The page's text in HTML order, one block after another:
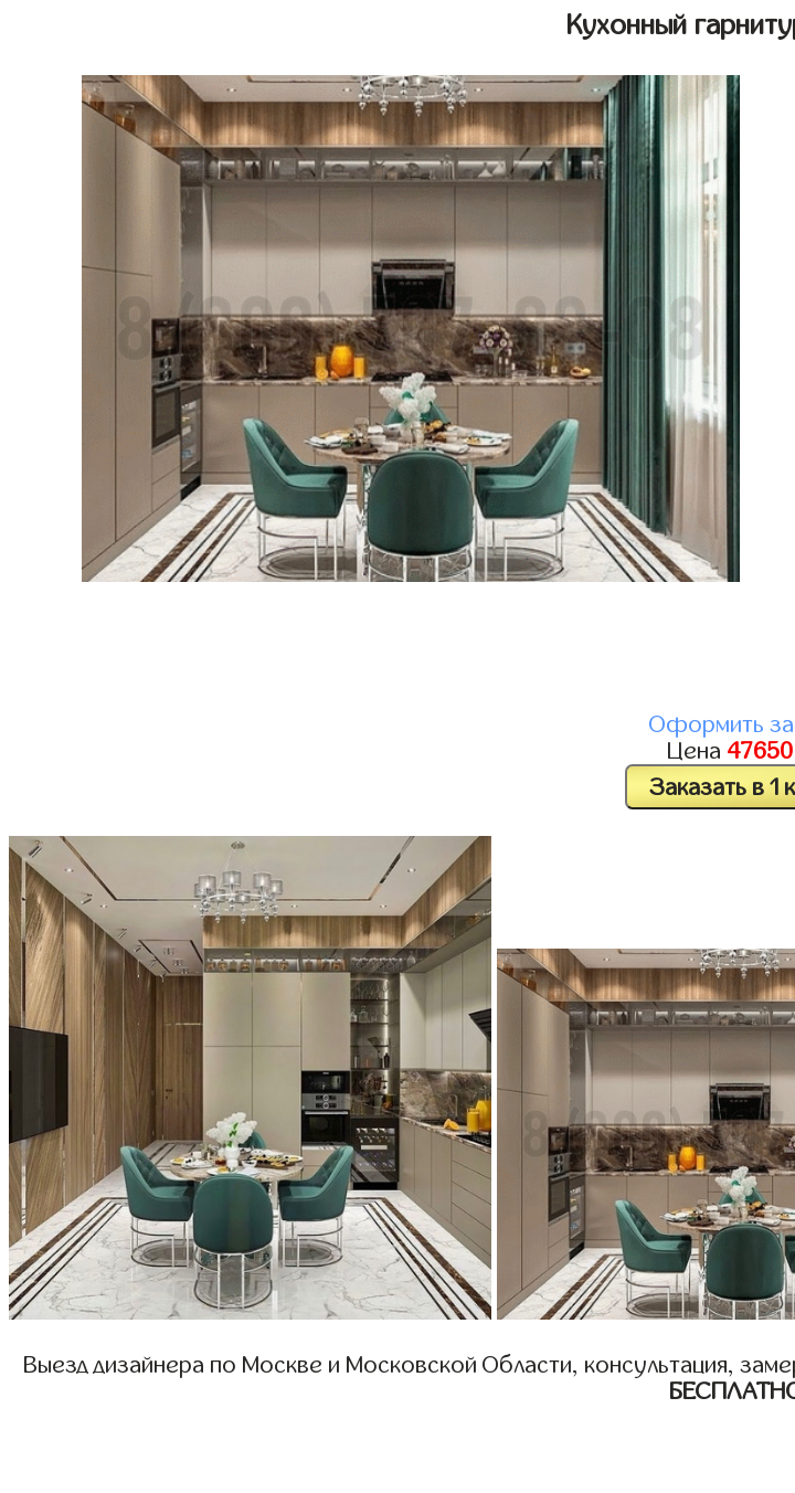
Кухонный
Оформить
Цена 47650
Заказать в 1
Выезд дизайнера по Москве и Московской Области, консультация,